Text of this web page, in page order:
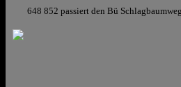
648 852 passiert den Bü